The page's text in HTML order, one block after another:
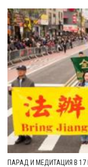
ПАРАД И МЕДИТАЦИЯ В